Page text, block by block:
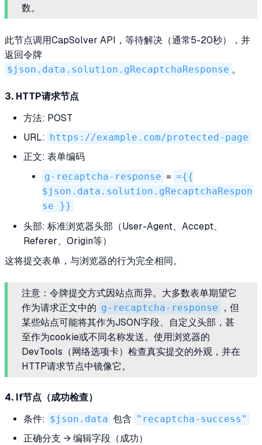
数。
此节点调用CapSolver API，等待解决（通常5-20秒），并
返回令牌
$json.data.solution.gRecaptchaResponse 。
3. HTTP请求节点
方法: POST
URL: https://example.com/protected-page
正文: 表单编码
g-recaptcha-response = ={{
$json.data.solution.gRecaptchaRespon
se }}
头部: 标准浏览器头部（User-Agent、Accept、
Referer、Origin等）
这将提交表单，与浏览器的行为完全相同。
注意：令牌提交方式因站点而异。大多数表单期望它
作为请求正文中的 g-recaptcha-response
，但
某些站点可能将其作为JSON字段、自定义头部，甚
至作为cookie或不同名称发送。使用浏览器的
DevTools（网络选项卡）检查真实提交的外观，并在
HTTP请求节点中镜像它。
4. If节点（成功检查）
条件: $json.data 包含 "recaptcha-success"
正确分支 → 编辑字段（成功）